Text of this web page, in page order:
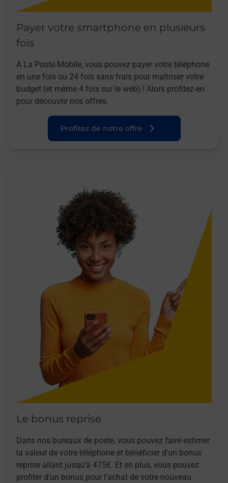
Payer votre smartphone en plusieurs
fois
A La Poste Mobile, vous pouvez payer votre téléphone
en une fois ou 24 fois sans frais pour maîtriser votre
budget (et même 4 fois sur le web) ! Alors profitez-en
pour découvrir nos offres.
Profitez de notre offre
Le bonus reprise
Dans nos bureaux de poste, vous pouvez faire estimer
la valeur de votre téléphone et bénéficier d’un bonus
reprise allant jusqu’à 475€. Et en plus, vous pouvez
profiter d’un bonus pour l’achat de votre nouveau